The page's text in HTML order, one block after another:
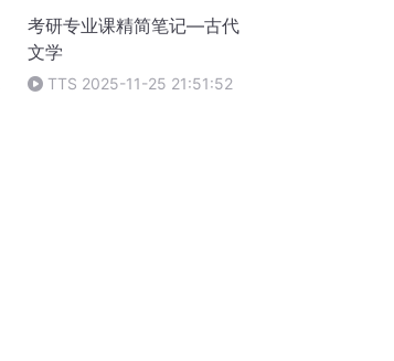
考研专业课精简笔记—古代
文学
TTS 2025-11-25 21:51:52